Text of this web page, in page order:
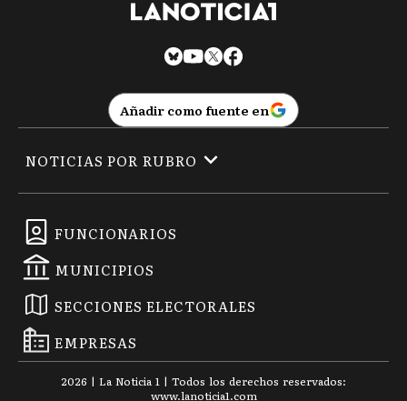
Añadir como fuente en
FUNCIONARIOS
MUNICIPIOS
SECCIONES ELECTORALES
EMPRESAS
NOTICIAS POR RUBRO
2026 | La Noticia 1 | Todos los derechos reservados:
www.lanoticia1.com